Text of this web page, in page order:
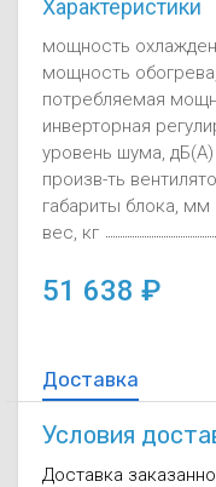
Характеристики
мощность
мощность
потребляемая
инверторная
уровень шума, дБ(А)
произв-ть
габариты блока, мм
вес, кг
51 638
Доставка
Условия
Доставка